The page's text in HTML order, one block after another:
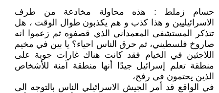
حسام زملط : هذه محاولة مخادعة من طرف
الاسرائيليين و هذا كذب و هم يكذبون طوال الوقت ، هل
تتذكر المستشفى المعمداني الذي قصفوه ثم زعموا انه
صاروخ فلسطيني، ثم حرق الناس احياء؟ يا بين في مخيم
اللاجئين في الخيام فقد كانت هناك غارات جوية على
منطقة تعلم إسرائيل جيدًا أنها منطقة آمنة للأشخاص
الذين يحتمون في رفح،
في الواقع قد أمر الجيش الاسرائيلي الناس بالتوجه الى